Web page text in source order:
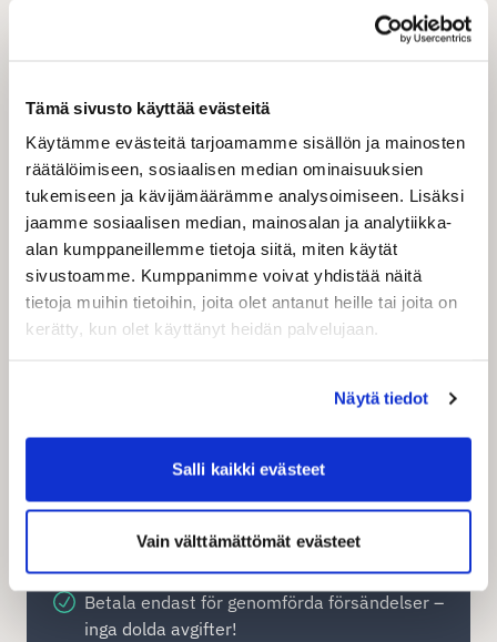
Tämä sivusto käyttää evästeitä
Käytämme evästeitä tarjoamamme sisällön ja mainosten
räätälöimiseen, sosiaalisen median ominaisuuksien
tukemiseen ja kävijämäärämme analysoimiseen. Lisäksi
jaamme sosiaalisen median, mainosalan ja analytiikka-
alan kumppaneillemme tietoja siitä, miten käytät
sivustoamme. Kumppanimme voivat yhdistää näitä
tietoja muihin tietoihin, joita olet antanut heille tai joita on
kerätty, kun olet käyttänyt heidän palvelujaan.
Näytä tiedot
Salli kaikki evästeet
Vain välttämättömät evästeet
När du registrerar dig som företagsanvändare
utbud av pakettjänster och kan dra nytta av
fraktverktyg (TMS, Transport Management
System) erbjuder ditt företag många olika
leveransalternativ för olika behov. Tjänsterna
inkluderar bland annat: Internationella
kurirleveranser Inrikes hem och
företagsleveranser Ombud och paketautomater
Frakttjänster Samma dag-leveranser i vissa
områden Expressleveranser inom en timme
Registrera dig nu
Alla leveransmetoder för inrikes och
Betala endast för genomförda försändelser –
inga dolda avgifter!